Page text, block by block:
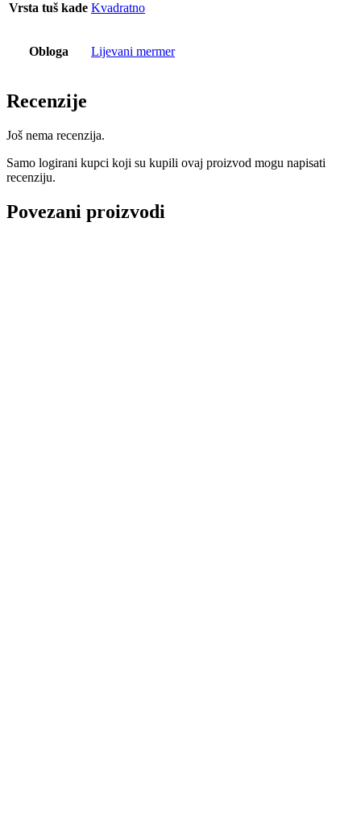
Vrsta tuš kade Kvadratno
Obloga Lijevani mermer
Recenzije
Još nema recenzija.
Samo logirani kupci koji su kupili ovaj proizvod mogu napisati
recenziju.
Povezani proizvodi